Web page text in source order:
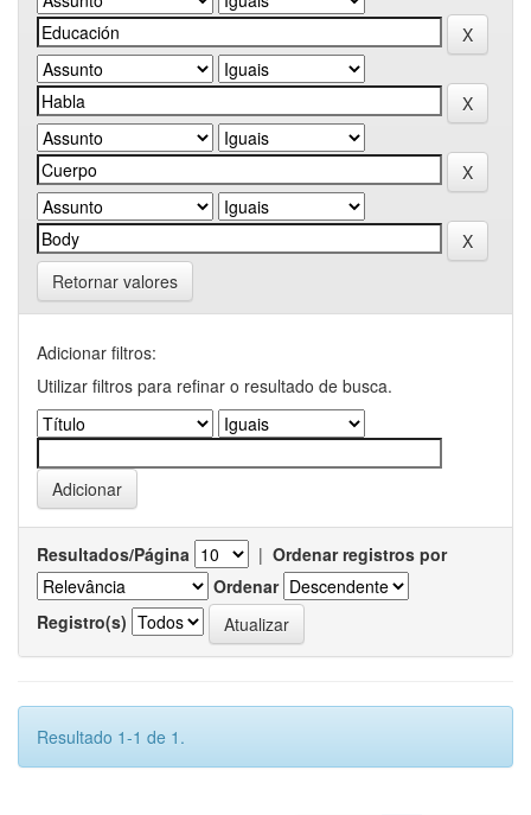
Retornar valores
Adicionar filtros:
Utilizar filtros para refinar o resultado de busca.
Resultados/Página | Ordenar registros por
Ordenar
Registro(s)
Resultado 1-1 de 1.